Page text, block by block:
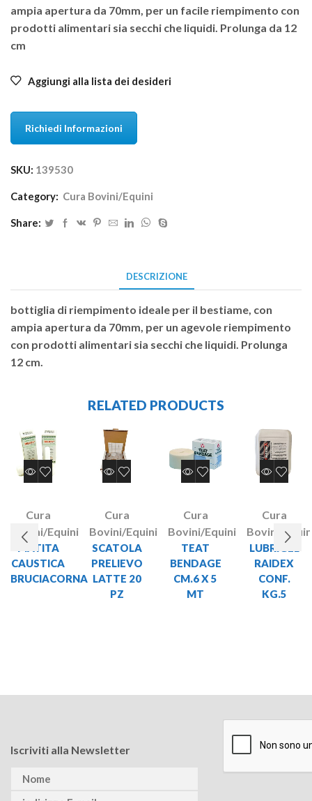
ampia apertura da 70mm, per un facile riempimento con
prodotti alimentari sia secchi che liquidi. Prolunga da 12
cm
Aggiungi alla lista dei desideri
Richiedi Informazioni
SKU: 139530
Category: Cura Bovini/Equini
Share:
DESCRIZIONE
bottiglia di riempimento ideale per il bestiame, con
ampia apertura da 70mm, per un agevole riempimento
con prodotti alimentari sia secchi che liquidi. Prolunga
12 cm.
RELATED PRODUCTS
Cura
Bovini/Equini
MATITA
CAUSTICA
BRUCIACORNA
Cura
Bovini/Equini
SCATOLA
PRELIEVO
LATTE 20
PZ
Cura
Bovini/Equini
TEAT
BENDAGE
CM.6 X 5
MT
Cura
Bovini/
LUBRIGEL
RAIDEX
CONF.
KG.5
Iscriviti alla Newsletter